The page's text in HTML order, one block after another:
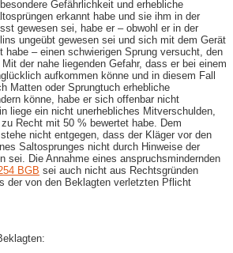
Gefährlichkeit und erhebliche
erkannt habe und sie ihm in der
gewesen sei, habe er – obwohl er in der
ungeübt gewesen sei und sich mit dem Gerät
habe – einen schwierigen Sprung versucht, den
der nahe liegenden Gefahr, dass er bei einem
aufkommen könne und in diesem Fall
Matten oder Sprungtuch erhebliche
könne, habe er sich offenbar nicht
liege ein nicht unerhebliches Mitverschulden,
Recht mit 50 % bewertet habe. Dem
nicht entgegen, dass der Kläger vor den
Saltosprunges nicht durch Hinweise der
sei. Die Annahme eines anspruchsmindernden
BGB sei auch nicht aus Rechtsgründen
der von den Beklagten verletzten Pflicht